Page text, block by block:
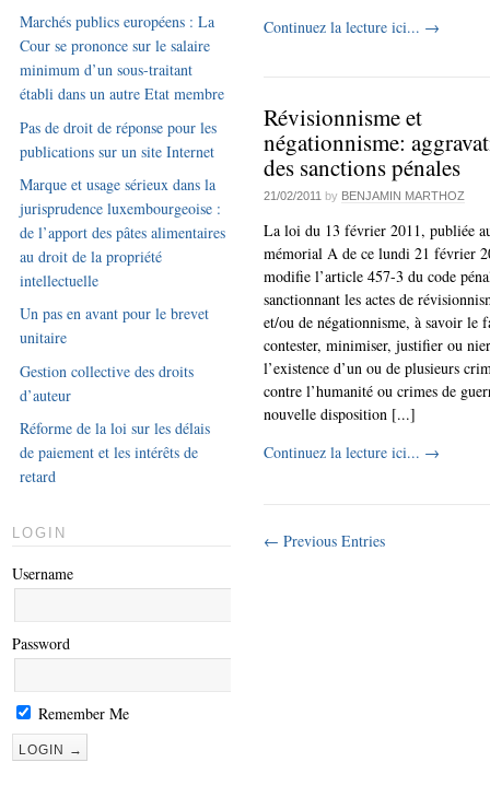
Continuez la lecture ici... →
Révisionnisme et
négationnisme:
des sanctions pénales
21/02/2011 by BENJAMIN MARTHOZ
La loi du 13 février 2011, publiée
mémorial A de ce lundi 21 février
modifie l’article 457-3 du code
sanctionnant les actes de
et/ou de négationnisme, à savoir le
contester, minimiser, justifier ou nier
l’existence d’un ou de plusieurs
contre l’humanité ou crimes de
nouvelle disposition [...]
Continuez la lecture ici... →
← Previous Entries
Marchés publics européens : La
Cour se prononce sur le salaire
minimum d’un sous-traitant
établi dans un autre Etat membre
Pas de droit de réponse pour les
publications sur un site Internet
Marque et usage sérieux dans la
jurisprudence luxembourgeoise :
de l’apport des pâtes alimentaires
au droit de la propriété
intellectuelle
Un pas en avant pour le brevet
unitaire
Gestion collective des droits
d’auteur
Réforme de la loi sur les délais
de paiement et les intérêts de
retard
LOGIN
Username
Password
Remember Me